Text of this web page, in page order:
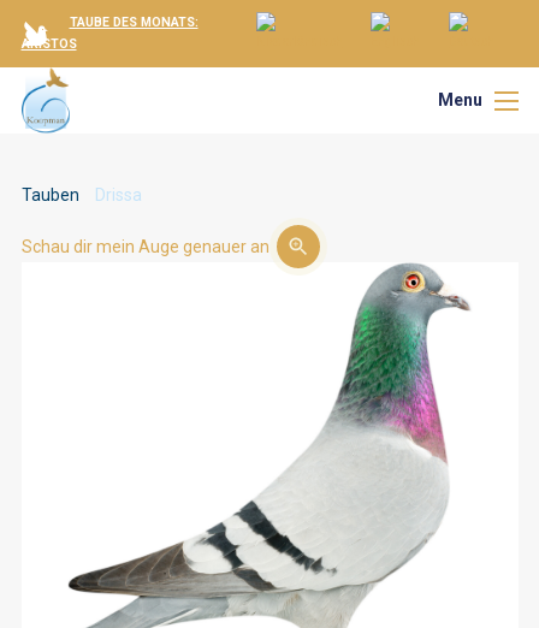
TAUBE DES MONATS:
ARISTOS
Menu
Tauben Drissa
Schau dir mein Auge genauer an